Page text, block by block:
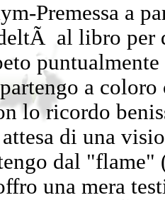
Premessa a
al libro per
puntualmente
a
lo ricordo
di una
dal "flame"
una mera